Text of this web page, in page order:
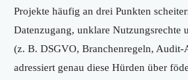
Projekte häufig an drei Punkten
Datenzugang, unklare Nutzungsrechte
(z. B. DSGVO, Branchenregeln,
adressiert genau diese Hürden über